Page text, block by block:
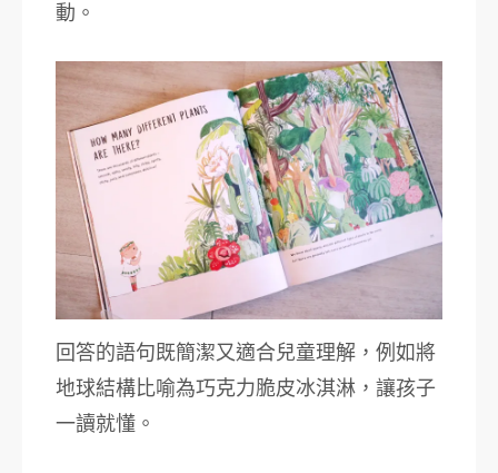
動。
回答的語句既簡潔又適合兒童理解，例如將
地球結構比喻為巧克力脆皮冰淇淋，讓孩子
一讀就懂。